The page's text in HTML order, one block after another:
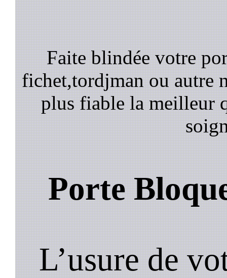
Faite blindée votre
fichet,tordjman ou autre
plus fiable la meilleur
Porte
L’usure de